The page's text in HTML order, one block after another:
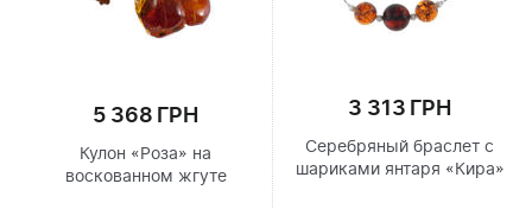
5 368 ГРН
Кулон «Роза» на
воскованном жгуте
3 313 ГРН
Серебряный браслет с
шариками янтаря «Кира»